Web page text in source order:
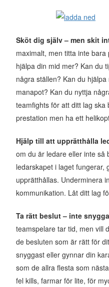
Sköt dig själv – men skit
maximalt, men titta inte
hjälpa din mid mer? Kan du
några ställen? Kan du
manapot? Kan du nyttja
teamfights för att ditt lag
prestation men ha ett
Hjälp till att upprätthålla
om du är ledare eller inte så
ledarskapet i laget fungerar,
upprätthållas. Underminera
kommunikation. Låt ditt lag
Ta rätt beslut – inte
teamspelare tar tid, men vill
de besluten som är rätt för
snyggast eller gynnar din
som de allra flesta som
fel kills, farmar för lite, för